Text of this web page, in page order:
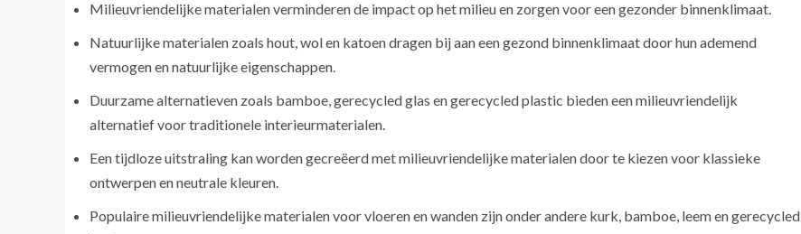
Milieuvriendelijke materialen verminderen de impact op het milieu en zorgen voor een gezonder binnenklimaat.
Natuurlijke materialen zoals hout, wol en katoen dragen bij aan een gezond binnenklimaat door hun ademend
vermogen en natuurlijke eigenschappen.
Duurzame alternatieven zoals bamboe, gerecycled glas en gerecycled plastic bieden een milieuvriendelijk
alternatief voor traditionele interieurmaterialen.
Een tijdloze uitstraling kan worden gecreëerd met milieuvriendelijke materialen door te kiezen voor klassieke
ontwerpen en neutrale kleuren.
Populaire milieuvriendelijke materialen voor vloeren en wanden zijn onder andere kurk, bamboe, leem en gerecycled